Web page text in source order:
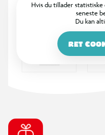
Hvis du tillader
seneste
Du kan
RET